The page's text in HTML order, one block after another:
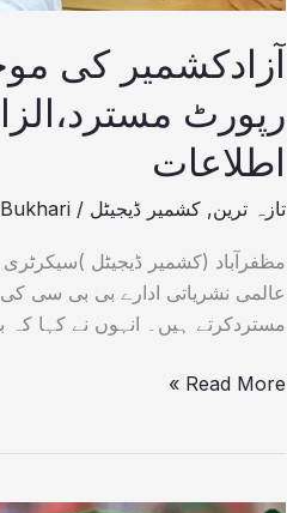
آزادکشمیر کی
رپورٹ
اطلاعات
تازہ ترین, کشمیر ڈیجیٹل /
Bukhari
مظفرآباد (کشمیر ڈیجیٹل
عالمی نشریاتی ادارے بی بی سی
مستردکرتے ہیں۔ انہوں نے کہا
Read More »